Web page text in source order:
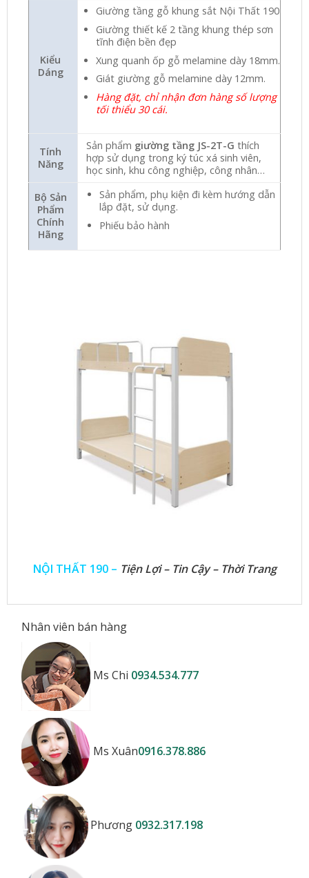
Kiểu
Dáng
Giường tầng gỗ khung sắt Nội Thất 190
Giường thiết kế 2 tầng khung thép sơn
tĩnh điện bền đẹp
Xung quanh ốp gỗ melamine dày 18mm.
Giát giường gỗ melamine dày 12mm.
Hàng đặt, chỉ nhận đơn hàng số lượng
tối thiểu 30 cái.
Tính
Năng
Sản phẩm giường tầng JS-2T-Gthích
hợp sử dụng trong ký túc xá sinh viên,
học sinh, khu công nghiệp, công nhân…
Bộ Sản
Phẩm
Chính
Hãng
Sản phẩm, phụ kiện đi kèm hướng dẫn
lắp đặt, sử dụng.
Phiếu bảo hành
NỘI THẤT 190 – Tiện Lợi – Tin Cậy – Thời Trang
Nhân viên bán hàng
Ms Chi 0934.534.777
Ms Xuân0916.378.886
Phương 0932.317.198